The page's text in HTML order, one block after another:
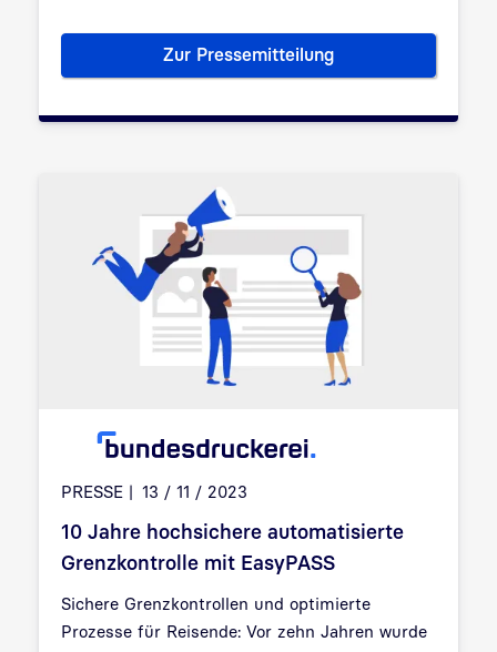
Zur Pressemitteilung
Schlüssel für die
PRESSE 13 / 11 / 2023
10 Jahre hochsichere automatisierte
Grenzkontrolle mit EasyPASS
Sichere Grenzkontrollen und optimierte
Prozesse für Reisende: Vor zehn Jahren wurde